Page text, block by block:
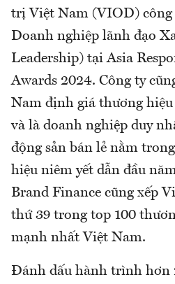
trị Việt Nam (VIOD) công
Doanh nghiệp lãnh đạo
Leadership) tại Asia
Awards 2024. Công ty
Nam định giá thương
và là doanh nghiệp duy
động sản bán lẻ nằm
hiệu niêm yết dẫn đầu
Brand Finance cũng xếp
thứ 39 trong top 100
mạnh nhất Việt Nam.
Đánh dấu hành trình hơn